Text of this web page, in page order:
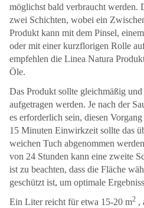
möglichst bald verbraucht werden.
zwei Schichten, wobei ein
Produkt kann mit dem Pinsel,
oder mit einer kurzflorigen Rolle
empfehlen die Linea Natura
Öle.
Das Produkt sollte gleichmäßig
aufgetragen werden. Je nach der
es erforderlich sein, diesen
15 Minuten Einwirkzeit sollte das
weichen Tuch abgenommen
von 24 Stunden kann eine zweite
ist zu beachten, dass die Fläche
geschützt ist, um optimale
Ein Liter reicht für etwa 15-20 m2 ,